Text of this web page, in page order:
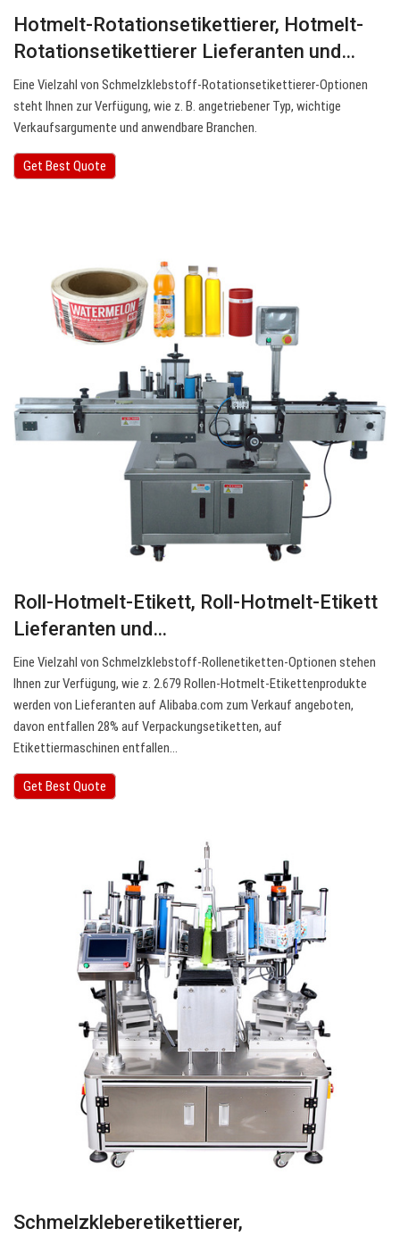
Hotmelt-Rotationsetikettierer, Hotmelt-
Rotationsetikettierer Lieferanten und…
Eine Vielzahl von Schmelzklebstoff-Rotationsetikettierer-Optionen
steht Ihnen zur Verfügung, wie z. B. angetriebener Typ, wichtige
Verkaufsargumente und anwendbare Branchen.
Get Best Quote
Roll-Hotmelt-Etikett, Roll-Hotmelt-Etikett
Lieferanten und…
Eine Vielzahl von Schmelzklebstoff-Rollenetiketten-Optionen stehen
Ihnen zur Verfügung, wie z. 2.679 Rollen-Hotmelt-Etikettenprodukte
werden von Lieferanten auf Alibaba.com zum Verkauf angeboten,
davon entfallen 28% auf Verpackungsetiketten, auf
Etikettiermaschinen entfallen…
Get Best Quote
Schmelzkleberetikettierer,